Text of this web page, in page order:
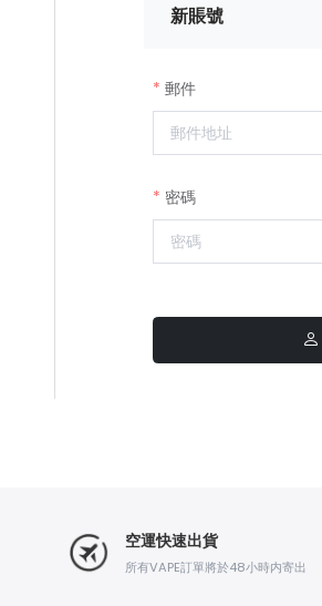
新賬號
郵件
密碼
空運快速出貨
所有VAPE訂單將於48小時内寄出